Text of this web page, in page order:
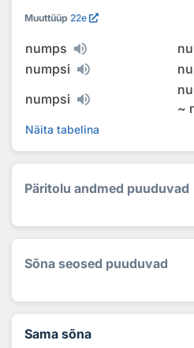
Muuttüüp 22e
numps
numpsi
numpsi
~
Näita tabelina
Päritolu andmed puuduvad
Sõna seosed puuduvad
Sama sõna